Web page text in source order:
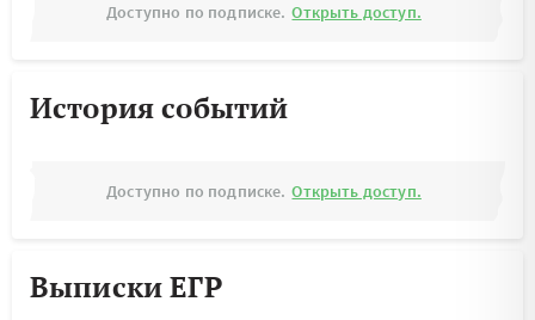
Доступно по подписке. Открыть доступ.
История событий
Доступно по подписке. Открыть доступ.
Выписки ЕГР